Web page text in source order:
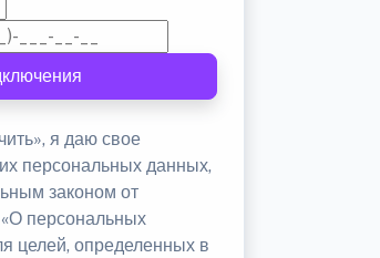
я даю свое
персональных данных,
законом от
персональных
целей, определенных в